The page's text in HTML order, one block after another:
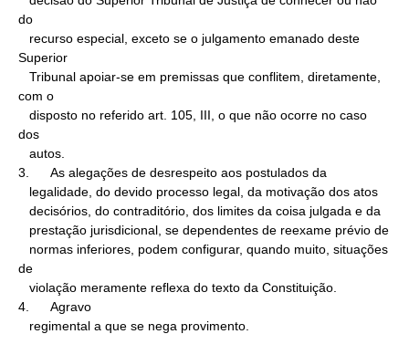
do
Superior
com o
dos
3.      As alegações de desrespeito aos postulados da
de
4.      Agravo
   regimental a que se nega provimento.